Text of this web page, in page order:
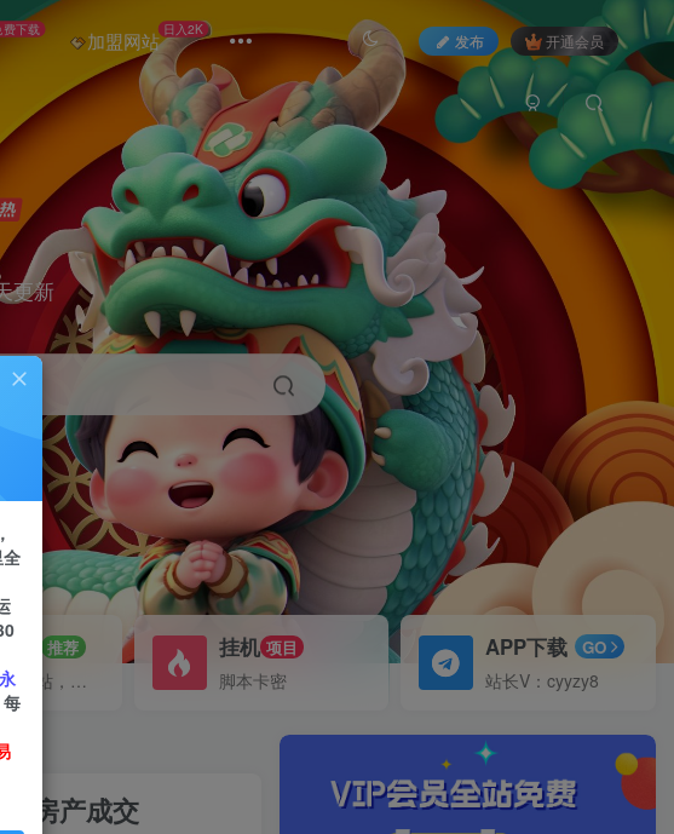
费下载 加盟网站 日入2K
发布 开通会员
更新
推荐
搭建同款网站，自己当老板
挂机 项目
脚本卡密
APP下载 GO
站长V：cyyzy8
房产成交
每